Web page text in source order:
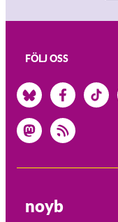
FÖLJ OSS
noyb